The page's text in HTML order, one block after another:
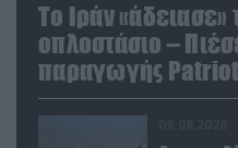
Το Ιράν «άδειασε»
οπλοστάσιο –
παραγωγής Patriot